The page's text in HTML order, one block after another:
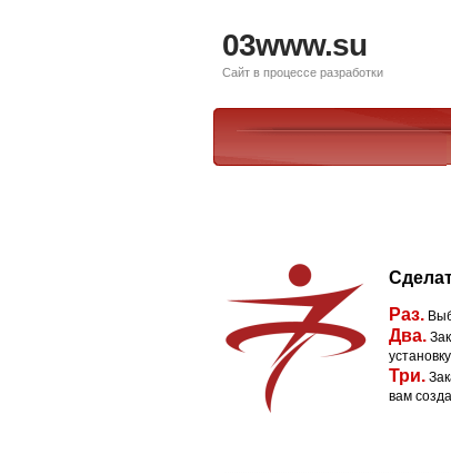
03www.su
Сайт в процессе разработки
Раз.
Два.
Три.
вам